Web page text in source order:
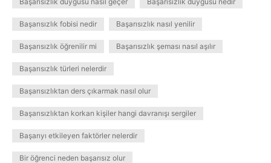
Başarısızlık fobisi nedir Başarısızlık nasıl yenilir
Başarısızlık öğrenilir mi Başarısızlık şeması nasıl aşılır
Başarısızlık türleri nelerdir
Başarısızlıktan ders çıkarmak nasıl olur
Başarısızlıktan korkan kişiler hangi davranışı sergiler
Başarıyı etkileyen faktörler nelerdir
Bir öğrenci neden başarısız olur